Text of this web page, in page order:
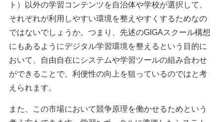
ト）以外の学習コンテンツを自治体や学校が選択して、
それぞれが利用しやすい環境を整えやすくするためなの
ではないでしょうか。つまり、先述のGIGAスクール構想
にもあるようにデジタル学習環境を整えるという目的に
おいて、自由自在にシステムや学習ツールの組み合わせ
ができることで、利便性の向上を狙っているのではと考
えられます。
また、この市場において競争原理を働かせるためという